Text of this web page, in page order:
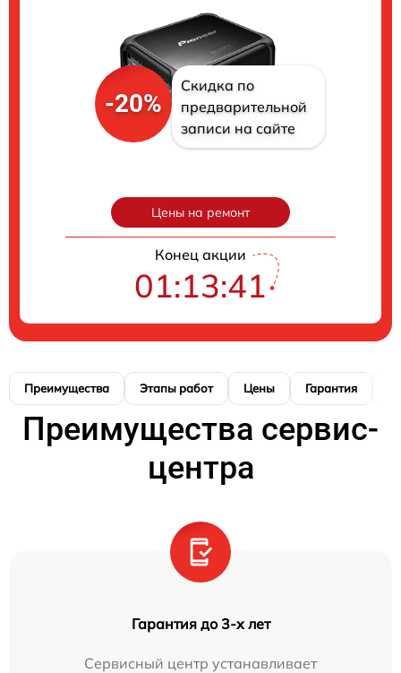
-20%
Скидка по
предварительной
записи на сайте
Цены на ремонт
Конец акции
01:13:41
Преимущества Этапы работ Цены Гарантия
Преимущества сервис-
центра
Гарантия до 3-х лет
Сервисный центр устанавливает